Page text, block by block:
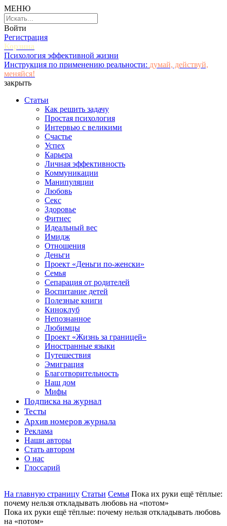
МЕНЮ
Войти
Регистрация
Корзина
Психология эффективной жизни
Инструкция по применению реальности: думай, действуй,
меняйся!
закрыть
Статьи
Как решить задачу
Простая психология
Интервью с великими
Счастье
Успех
Карьера
Личная эффективность
Коммуникации
Манипуляции
Любовь
Секс
Здоровье
Фитнес
Идеальный вес
Имидж
Отношения
Деньги
Проект «Деньги по-женски»
Семья
Сепарация от родителей
Воспитание детей
Полезные книги
Киноклуб
Непознанное
Любимцы
Проект «Жизнь за границей»
Иностранные языки
Путешествия
Эмиграция
Благотворительность
Наш дом
Мифы
Подписка на журнал
Тесты
Архив номеров журнала
Реклама
Наши авторы
Стать автором
О нас
Глоссарий
На главную страницу Статьи Семья Пока их руки ещё тёплые:
почему нельзя откладывать любовь на «потом»
Пока их руки ещё тёплые: почему нельзя откладывать любовь
на «потом»